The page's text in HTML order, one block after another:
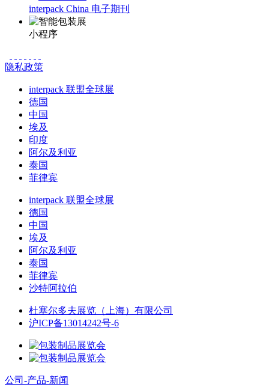
interpack China 电子期刊
小程序
隐私政策
interpack 联盟全球展
德国
中国
埃及
印度
阿尔及利亚
泰国
菲律宾
interpack 联盟全球展
德国
中国
埃及
阿尔及利亚
泰国
菲律宾
沙特阿拉伯
杜塞尔多夫展览（上海）有限公司
沪ICP备13014242号-6
公司-产品-新闻